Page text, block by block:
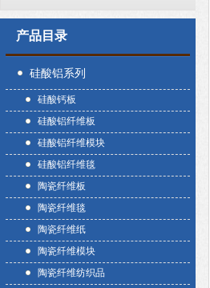
产品目录
硅酸铝系列
硅酸钙板
硅酸铝纤维板
硅酸铝纤维模块
硅酸铝纤维毯
陶瓷纤维板
陶瓷纤维毯
陶瓷纤维纸
陶瓷纤维模块
陶瓷纤维纺织品